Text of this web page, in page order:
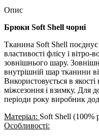
Опис
Брюки Soft Shell чорні
Тканина Soft Shell поєднує
властивості флісу і вітро-
зовнішнього шару.
внутрішній шар тканини
Використовується в
міжсезоння і взимку. Для
періоди року виробник
Матеріал: Soft Shell (100%
Особливості: